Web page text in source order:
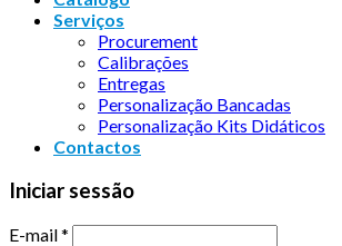
Serviços
Procurement
Calibrações
Entregas
Personalização Bancadas
Personalização Kits Didáticos
Contactos
Iniciar sessão
E-mail*